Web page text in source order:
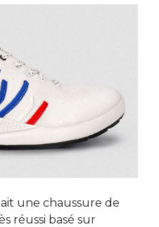
une chaussure de
réussi basé sur